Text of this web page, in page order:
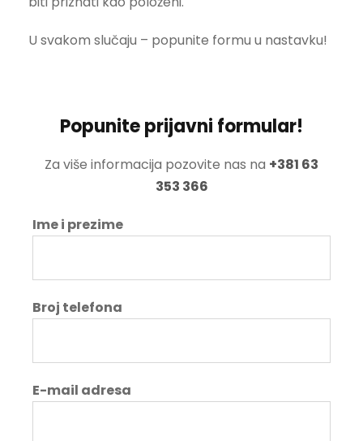
U svakom slučaju – popunite formu u nastavku!
Popunite prijavni formular!
Za više informacija pozovite nas na +381 63
353 366
Ime i prezime
Broj telefona
E-mail adresa